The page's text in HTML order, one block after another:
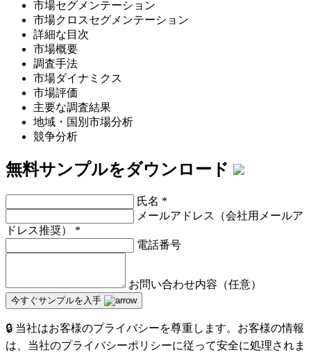
市場セグメンテーション
市場クロスセグメンテーション
詳細な目次
市場概要
調査手法
市場ダイナミクス
市場評価
主要な調査結果
地域・国別市場分析
競争分析
無料サンプルをダウンロード
氏名 *
メールアドレス（会社用メールア
ドレス推奨） *
電話番号
お問い合わせ内容（任意）
今すぐサンプルを入手
🔒 当社はお客様のプライバシーを尊重します。お客様の情報
は、当社のプライバシーポリシーに従って安全に処理されま